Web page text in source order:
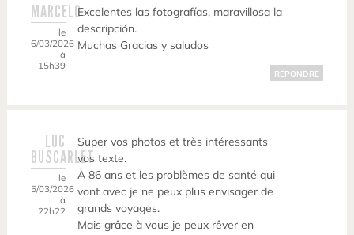
MARCELO
le
6/03/2026
à
15h39
Excelentes las fotografías, maravillosa la
descripción.
Muchas Gracias y saludos
RÉPONDRE
LUC
BUSCARLET
le
5/03/2026
à
22h22
Super vos photos et très intéressants
vos texte.
À 86 ans et les problèmes de santé qui
vont avec je ne peux plus envisager de
grands voyages.
Mais grâce à vous je peux rêver en